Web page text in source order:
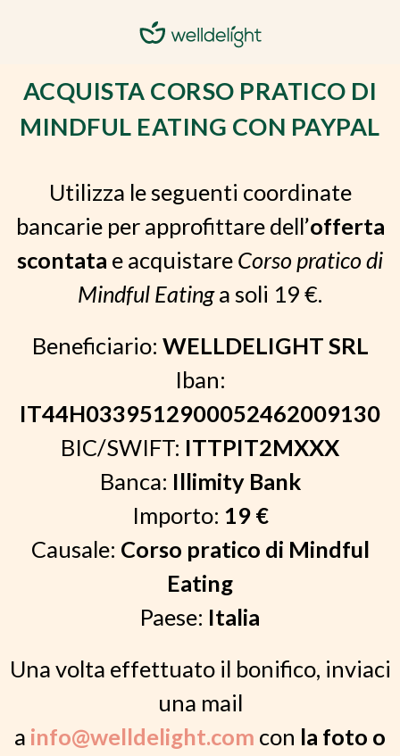
ACQUISTA CORSO PRATICO DI
MINDFUL EATING CON PAYPAL
Utilizza le seguenti coordinate
bancarie per approfittare dell’offerta
scontata e acquistare Corso pratico di
Mindful Eatinga soli 19 €.
Beneficiario: WELLDELIGHT SRL
Iban:
IT44H0339512900052462009130
BIC/SWIFT: ITTPIT2MXXX
Banca: Illimity Bank
Importo: 19 €
Causale: Corso pratico di Mindful
Eating
Paese: Italia
Una volta effettuato il bonifico, inviaci
una mail
a info@welldelight.com con la foto o